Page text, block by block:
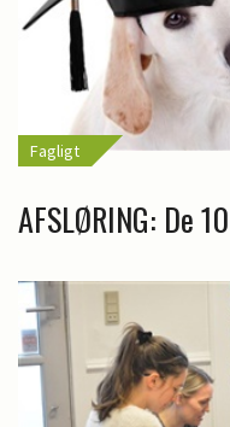
Fagligt
AFSLØRING: De